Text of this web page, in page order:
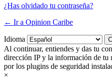
¿Has olvidado tu contraseña?
← Ir a Opinion Caribe
Idioma
Al continuar, entiendes y das tu
dirección IP y la información de tu
por los plugins de seguridad
×